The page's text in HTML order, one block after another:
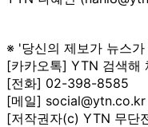
※ '당신의 제보가 뉴스가
[카카오톡] YTN 검색해
[전화] 02-398-8585
[메일] social@ytn.co.kr
[저작권자(c) YTN 무단